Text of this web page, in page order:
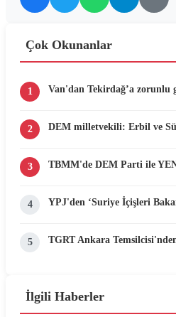
Çok Okunanlar
1 Van'dan Tekirdağ’a zorunlu
2 DEM milletvekili: Erbil ve
3 TBMM'de DEM Parti ile
4 YPJ'den ‘Suriye İçişleri
5 TGRT Ankara
İlgili Haberler